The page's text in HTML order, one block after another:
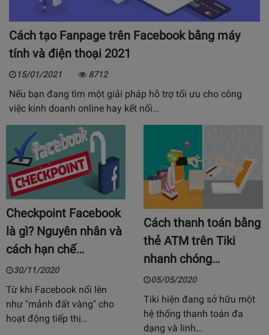
Cách tạo Fanpage trên Facebook bằng máy
tính và điện thoại 2021
15/01/2021 8712
Nếu bạn đang tìm một giải pháp hỗ trợ tối ưu cho công
việc kinh doanh online hay kết nối…
Checkpoint Facebook
là gì? Nguyên nhân và
cách hạn chế…
30/11/2020
Từ khi Facebook nổi lên
như "mảnh đất vàng" cho
hoạt động tiếp thị…
Cách thanh toán bằng
thẻ ATM trên Tiki
nhanh chóng…
05/05/2020
Tiki hiện đang sở hữu một
hệ thống thanh toán đa
dạng và linh…